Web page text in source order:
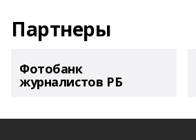
Партнеры
Фотобанк
журналистов РБ